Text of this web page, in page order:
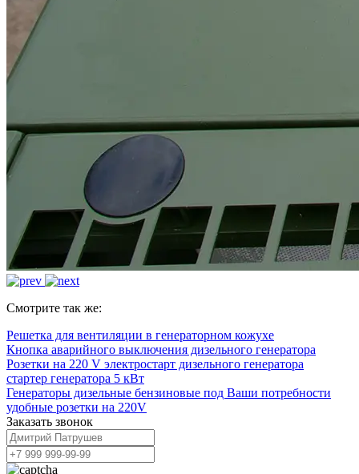
Смотрите так же:
Решетка для вентиляции в генераторном кожухе
Кнопка аварийного выключения дизельного генератора
Розетки на 220 V электростарт дизельного генератора
стартер генератора 5 кВт
Генераторы дизельные бензиновые под Ваши потребности
удобные розетки на 220V
Заказать звонок